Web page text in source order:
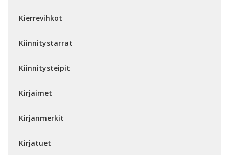
Kierrevihkot
Kiinnitystarrat
Kiinnitysteipit
Kirjaimet
Kirjanmerkit
Kirjatuet